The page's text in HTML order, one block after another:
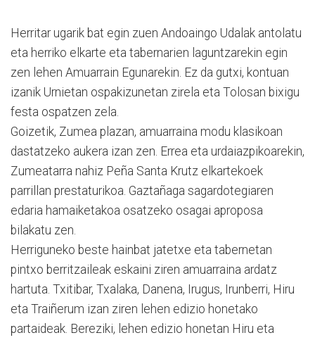
Herritar ugarik bat egin zuen Andoaingo Udalak antolatu
eta herriko elkarte eta tabernarien laguntzarekin egin
zen lehen Amuarrain Egunarekin. Ez da gutxi, kontuan
izanik Urnietan ospakizunetan zirela eta Tolosan bixigu
festa ospatzen zela.
Goizetik, Zumea plazan, amuarraina modu klasikoan
dastatzeko aukera izan zen. Errea eta urdaiazpikoarekin,
Zumeatarra nahiz Peña Santa Krutz elkartekoek
parrillan prestaturikoa. Gaztañaga sagardotegiaren
edaria hamaiketakoa osatzeko osagai aproposa
bilakatu zen.
Herriguneko beste hainbat jatetxe eta tabernetan
pintxo berritzaileak eskaini ziren amuarraina ardatz
hartuta. Txitibar, Txalaka, Danena, Irugus, Irunberri, Hiru
eta Traiñerum izan ziren lehen edizio honetako
partaideak. Bereziki, lehen edizio honetan Hiru eta